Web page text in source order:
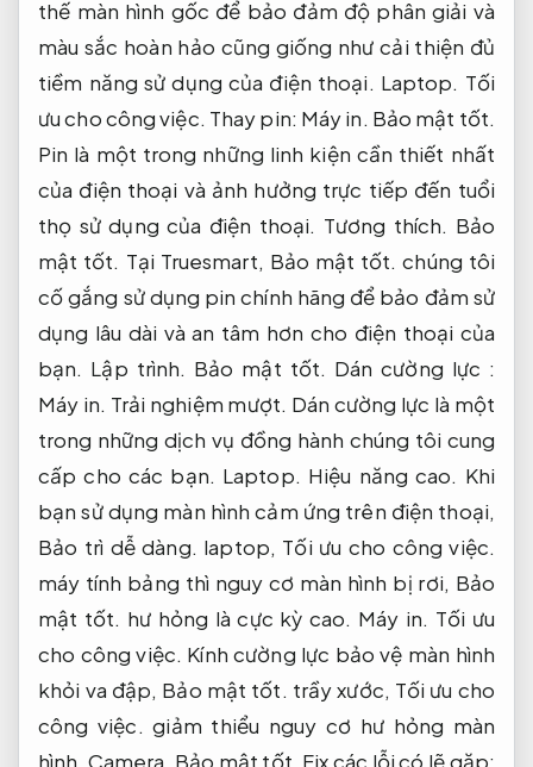
thế màn hình gốc để bảo đảm độ phân giải và
màu sắc hoàn hảo cũng giống như cải thiện đủ
tiềm năng sử dụng của điện thoại. Laptop. Tối
ưu cho công việc. Thay pin: Máy in. Bảo mật tốt.
Pin là một trong những linh kiện cần thiết nhất
của điện thoại và ảnh hưởng trực tiếp đến tuổi
thọ sử dụng của điện thoại. Tương thích. Bảo
mật tốt. Tại Truesmart, Bảo mật tốt. chúng tôi
cố gắng sử dụng pin chính hãng để bảo đảm sử
dụng lâu dài và an tâm hơn cho điện thoại của
bạn. Lập trình. Bảo mật tốt. Dán cường lực :
Máy in. Trải nghiệm mượt. Dán cường lực là một
trong những dịch vụ đồng hành chúng tôi cung
cấp cho các bạn. Laptop. Hiệu năng cao. Khi
bạn sử dụng màn hình cảm ứng trên điện thoại,
Bảo trì dễ dàng. laptop, Tối ưu cho công việc.
máy tính bảng thì nguy cơ màn hình bị rơi, Bảo
mật tốt. hư hỏng là cực kỳ cao. Máy in. Tối ưu
cho công việc. Kính cường lực bảo vệ màn hình
khỏi va đập, Bảo mật tốt. trầy xước, Tối ưu cho
công việc. giảm thiểu nguy cơ hư hỏng màn
hình. Camera. Bảo mật tốt. Fix các lỗi có lẽ gặp: